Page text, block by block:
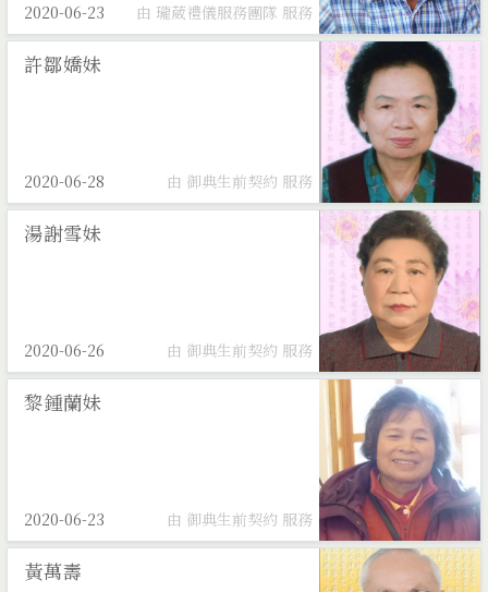
2020-06-23 由 瓏葳禮儀服務團隊 服務
許鄒嬌妹
2020-06-28 由 御典生前契約 服務
湯謝雪妹
2020-06-26 由 御典生前契約 服務
黎鍾蘭妹
2020-06-23 由 御典生前契約 服務
黃萬壽